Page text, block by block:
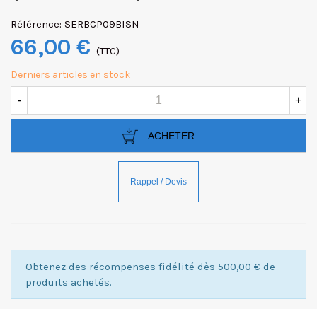
Référence: SERBCP09BISN
66,00 € (TTC)
Derniers articles en stock
- +
ACHETER
Obtenez des récompenses fidélité dès 500,00 € de
produits achetés.